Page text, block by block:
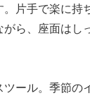
片手で楽に持
ら、座面はし
ール。季節の